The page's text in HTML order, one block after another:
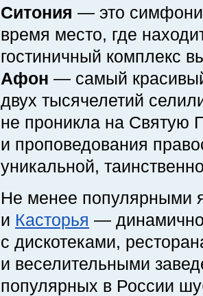
Ситония — это
время место, где
гостиничный комплекс
Афон — самый
двух тысячелетий
не проникла на Святую
и проповедования
уникальной,
Не менее популярными
и Касторья —
с дискотеками,
и веселительными
популярных в России